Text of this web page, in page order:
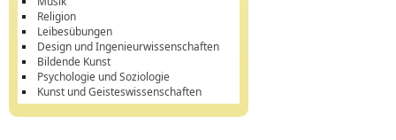
Religion
Leibesübungen
Design und Ingenieurwissenschaften
Bildende Kunst
Psychologie und Soziologie
Kunst und Geisteswissenschaften